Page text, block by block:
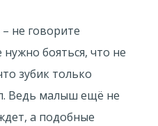
не говорите
нужно бояться, что не
зубик только
Ведь малыш ещё не
а подобные